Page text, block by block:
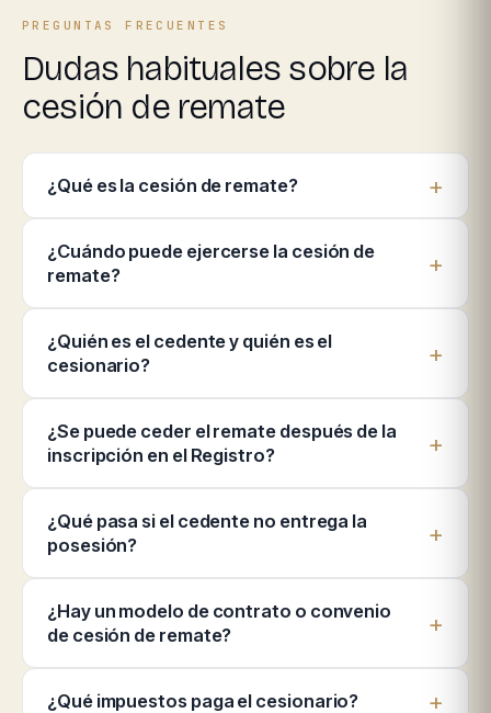
PREGUNTAS FRECUENTES
Dudas habituales sobre la
cesión de remate
¿Qué es la cesión de remate?
¿Cuándo puede ejercerse la cesión de
remate?
¿Quién es el cedente y quién es el
cesionario?
¿Se puede ceder el remate después de la
inscripción en el Registro?
¿Qué pasa si el cedente no entrega la
posesión?
¿Hay un modelo de contrato o convenio
de cesión de remate?
¿Qué impuestos paga el cesionario?